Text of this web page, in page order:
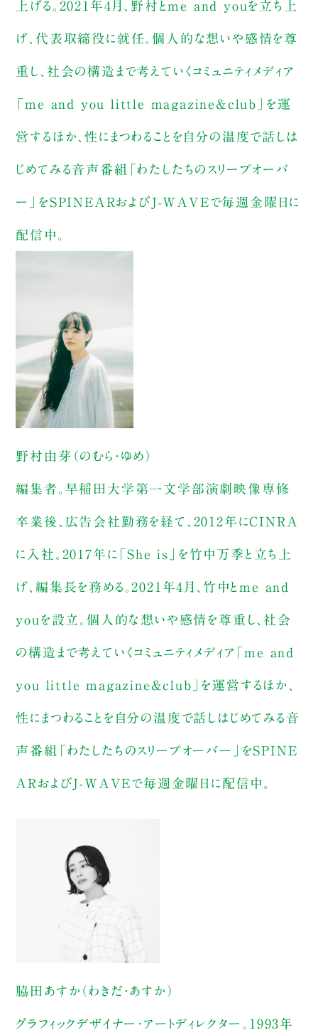
上げる。2021年4月、野村とme and youを立ち上
げ、代表取締役に就任。個人的な想いや感情を尊
重し、社会の構造まで考えていくコミュニティメディア
「me and you little magazine&club」を運
営するほか、性にまつわることを自分の温度で話しは
じめてみる音声番組「わたしたちのスリープオーバ
ー」をSPINEARおよびJ-WAVEで毎週金曜日に
配信中。
野村由芽（のむら・ゆめ）
編集者。早稲田大学第一文学部演劇映像専修
卒業後、広告会社勤務を経て、2012年にCINRA
に入社。2017年に「She is」を竹中万季と立ち上
げ、編集長を務める。2021年4月、竹中とme and
youを設立。個人的な想いや感情を尊重し、社会
の構造まで考えていくコミュニティメディア「me and
you little magazine&club」を運営するほか、
性にまつわることを自分の温度で話しはじめてみる音
声番組「わたしたちのスリープオーバー」をSPINE
ARおよびJ-WAVEで毎週金曜日に配信中。
脇田あすか（わきだ・あすか）
グラフィックデザイナー・アートディレクター。1993年